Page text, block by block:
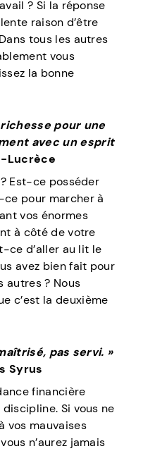
? Si la réponse
raison d’être
tous les autres
vous
la bonne
pour une
avec un esprit
Lucrèce
Est-ce posséder
pour marcher à
vos énormes
à côté de votre
ce d’aller au lit le
avez bien fait pour
autres ? Nous
c’est la deuxième
pas servi. »
Syrus
financière
Si vous ne
vos mauvaises
n’aurez jamais